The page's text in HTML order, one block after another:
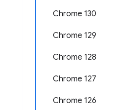
Chrome 130
Chrome 129
Chrome 128
Chrome 127
Chrome 126